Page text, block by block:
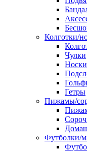
Колготки/
Чулки
Носки
Гетры
Пижамы/
Футболки/